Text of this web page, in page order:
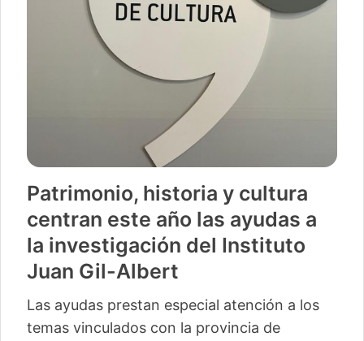
Patrimonio, historia y cultura
centran este año las ayudas a
la investigación del Instituto
Juan Gil-Albert
Las ayudas prestan especial atención a los
temas vinculados con la provincia de